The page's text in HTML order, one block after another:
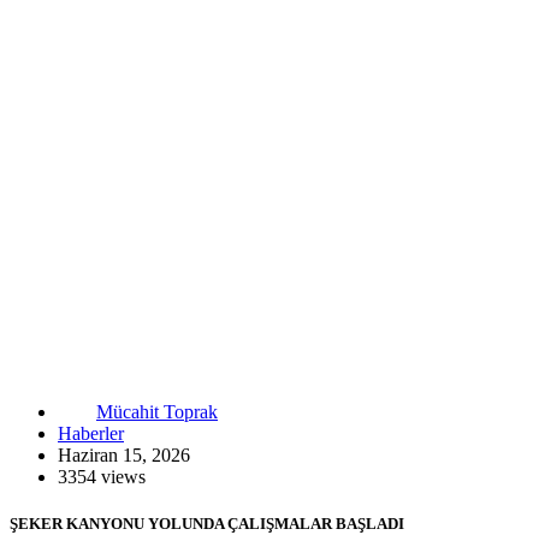
Mücahit Toprak
Haberler
Haziran 15, 2026
3354 views
ŞEKER KANYONU YOLUNDA ÇALIŞMALAR BAŞLADI